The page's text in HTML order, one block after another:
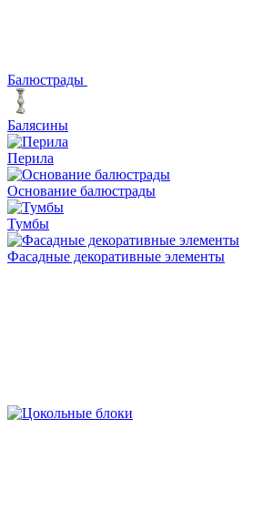
Балюстрады
Балясины
Перила
Основание балюстрады
Тумбы
Фасадные декоративные элементы